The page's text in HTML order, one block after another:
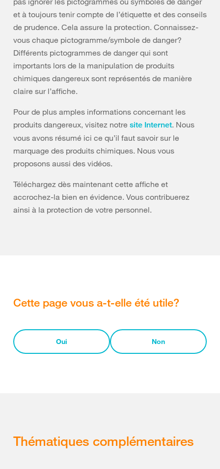
et à toujours tenir compte de l’étiquette et des conseils
de prudence. Cela assure la protection. Connaissez-
vous chaque pictogramme/symbole de danger?
Différents pictogrammes de danger qui sont
importants lors de la manipulation de produits
chimiques dangereux sont représentés de manière
claire sur l’affiche.
Pour de plus amples informations concernant les
produits dangereux, visitez notre site Internet. Nous
vous avons résumé ici ce qu’il faut savoir sur le
marquage des produits chimiques. Nous vous
proposons aussi des vidéos.
Téléchargez dès maintenant cette affiche et
accrochez-la bien en évidence. Vous contribuerez
ainsi à la protection de votre personnel.
Cette page vous a-t-elle été utile?
Oui Non
Thématiques complémentaires